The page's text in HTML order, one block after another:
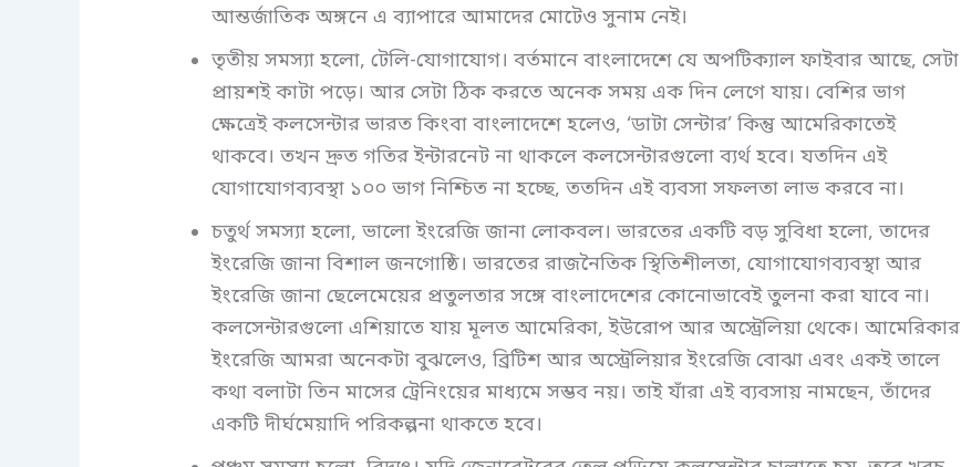
আন্তর্জাতিক অঙ্গনে এ ব্যাপারে আমাদের মোটেও সুনাম নেই।
তৃতীয় সমস্যা হলো, টেলি-যোগাযোগ। বর্তমানে বাংলাদেশে যে অপটিক্যাল ফাইবার আছে, সেটা
প্রায়শই কাটা পড়ে। আর সেটা ঠিক করতে অনেক সময় এক দিন লেগে যায়। বেশির ভাগ
ক্ষেত্রেই কলসেন্টার ভারত কিংবা বাংলাদেশে হলেও, ‘ডাটা সেন্টার’ কিন্তু আমেরিকাতেই
থাকবে। তখন দ্রুত গতির ইন্টারনেট না থাকলে কলসেন্টারগুলো ব্যর্থ হবে। যতদিন এই
যোগাযোগব্যবস্থা ১০০ ভাগ নিশ্চিত না হচ্ছে, ততদিন এই ব্যবসা সফলতা লাভ করবে না।
চতুর্থ সমস্যা হলো, ভালো ইংরেজি জানা লোকবল। ভারতের একটি বড় সুবিধা হলো, তাদের
ইংরেজি জানা বিশাল জনগোষ্ঠি। ভারতের রাজনৈতিক স্থিতিশীলতা, যোগাযোগব্যবস্থা আর
ইংরেজি জানা ছেলেমেয়ের প্রতুলতার সঙ্গে বাংলাদেশের কোনোভাবেই তুলনা করা যাবে না।
কলসেন্টারগুলো এশিয়াতে যায় মূলত আমেরিকা, ইউরোপ আর অস্ট্রেলিয়া থেকে। আমেরিকার
ইংরেজি আমরা অনেকটা বুঝলেও, ব্রিটিশ আর অস্ট্রেলিয়ার ইংরেজি বোঝা এবং একই তালে
কথা বলাটা তিন মাসের ট্রেনিংয়ের মাধ্যমে সম্ভব নয়। তাই যাঁরা এই ব্যবসায় নামছেন, তাঁদের
একটি দীর্ঘমেয়াদি পরিকল্পনা থাকতে হবে।